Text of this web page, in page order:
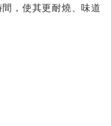
，使其更耐燒、味道